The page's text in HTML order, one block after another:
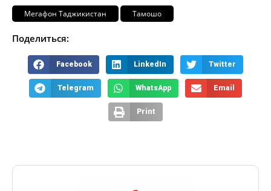
Мегафон Таджикистан Тамошо
Поделиться:
Facebook LinkedIn Twitter
Telegram WhatsApp Email
Print